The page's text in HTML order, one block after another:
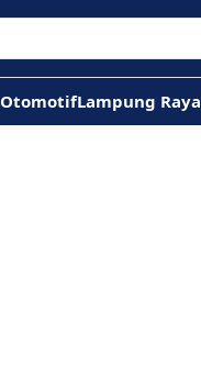
OtomotifLampung Raya